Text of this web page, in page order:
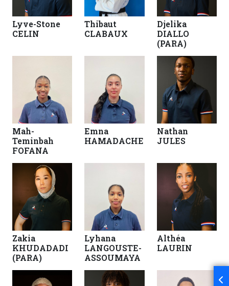
Lyve-Stone
CELIN
Thibaut
CLABAUX
Djelika
DIALLO
(PARA)
Mah-
Teminbah
FOFANA
Emna
HAMADACHE
Nathan
JULES
Zakia
KHUDADADI
(PARA)
Lyhana
LANGOUSTE-
ASSOUMAYA
Althéa
LAURIN